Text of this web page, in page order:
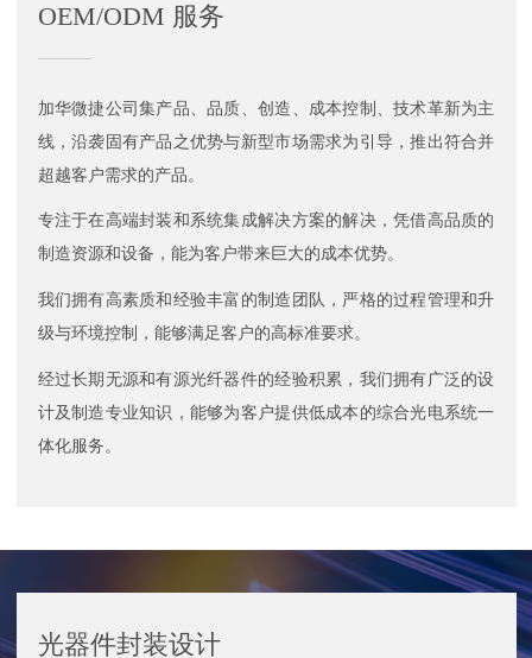
OEM/ODM 服务
加华微捷公司集产品、品质、创造、成本控制、技术革新为主
线，沿袭固有产品之优势与新型市场需求为引导，推出符合并
超越客户需求的产品。
专注于在高端封装和系统集成解决方案的解决，凭借高品质的
制造资源和设备，能为客户带来巨大的成本优势。
我们拥有高素质和经验丰富的制造团队，严格的过程管理和升
级与环境控制，能够满足客户的高标准要求。
经过长期无源和有源光纤器件的经验积累，我们拥有广泛的设
计及制造专业知识，能够为客户提供低成本的综合光电系统一
体化服务。
光器件封装设计